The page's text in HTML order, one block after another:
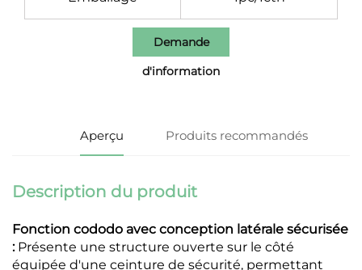
Demande
d'information
Aperçu Produits recommandés
Description du produit
Fonction cododo avec conception latérale sécurisée
: Présente une structure ouverte sur le côté
équipée d'une ceinture de sécurité, permettant